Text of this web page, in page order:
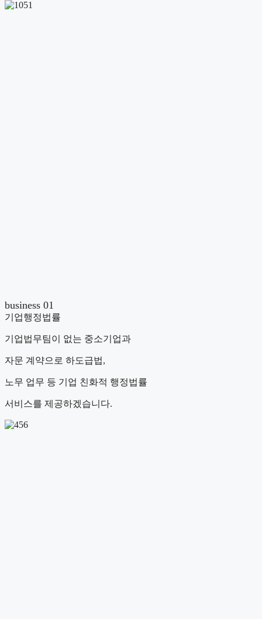
business 01
기업행정법률
기업법무팀이 없는 중소기업과
자문 계약으로 하도급법,
노무 업무 등 기업 친화적 행정법률
서비스를 제공하겠습니다.